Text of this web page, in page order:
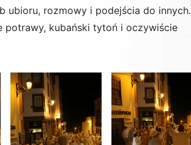
ubioru, rozmowy i podejścia do innych.
potrawy, kubański tytoń i oczywiście